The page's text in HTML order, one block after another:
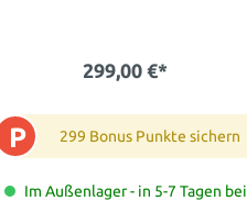
299,00 €*
P 299 Bonus Punkte sichern
Im Außenlager - in 5-7 Tagen bei